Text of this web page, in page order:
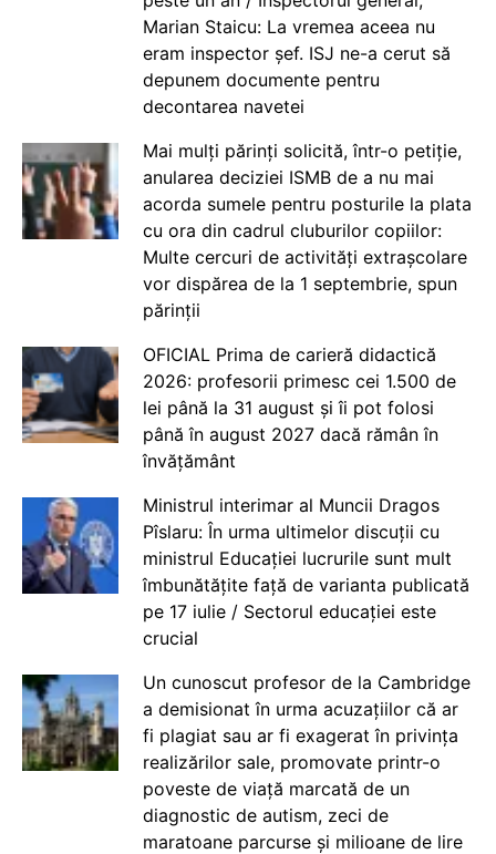
Marian Staicu: La vremea aceea nu
eram inspector șef. ISJ ne-a cerut să
depunem documente pentru
decontarea navetei
Mai mulți părinți solicită, într-o petiție,
anularea deciziei ISMB de a nu mai
acorda sumele pentru posturile la plata
cu ora din cadrul cluburilor copiilor:
Multe cercuri de activități extrașcolare
vor dispărea de la 1 septembrie, spun
părinții
OFICIAL Prima de carieră didactică
2026: profesorii primesc cei 1.500 de
lei până la 31 august și îi pot folosi
până în august 2027 dacă rămân în
învățământ
Ministrul interimar al Muncii Dragos
Pîslaru: În urma ultimelor discuții cu
ministrul Educației lucrurile sunt mult
îmbunătățite față de varianta publicată
pe 17 iulie / Sectorul educației este
crucial
Un cunoscut profesor de la Cambridge
a demisionat în urma acuzațiilor că ar
fi plagiat sau ar fi exagerat în privința
realizărilor sale, promovate printr-o
poveste de viață marcată de un
diagnostic de autism, zeci de
maratoane parcurse și milioane de lire